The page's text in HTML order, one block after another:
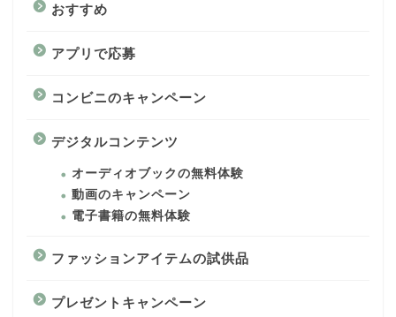
おすすめ
アプリで応募
コンビニのキャンペーン
デジタルコンテンツ
オーディオブックの無料体験
動画のキャンペーン
電子書籍の無料体験
ファッションアイテムの試供品
プレゼントキャンペーン